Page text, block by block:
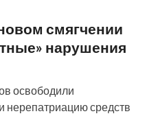
смягчении
нарушения
освободили
нерепатриацию средств